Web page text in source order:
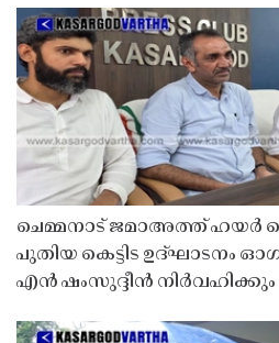
ചെമ്മനാട് ജമാഅത്ത് ഹയർ
പുതിയ കെട്ടിട ഉദ്ഘാടനം
എൻ ഷംസുദ്ദീൻ നിർവഹിക്കും